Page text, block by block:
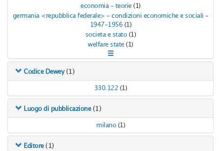
economia - teorie (1)
germania <repubblica federale> - condizioni economiche e sociali -
1947-1956 (1)
societa e stato (1)
welfare state (1)
Codice Dewey (1)
330.122 (1)
Luogo di pubblicazione (1)
milano (1)
Editore (1)